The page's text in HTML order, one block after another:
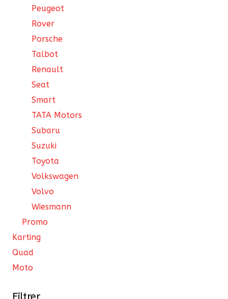
Peugeot
Rover
Porsche
Talbot
Renault
Seat
Smart
TATA Motors
Subaru
Suzuki
Toyota
Volkswagen
Volvo
Wiesmann
Promo
Karting
Quad
Moto
Filtrer